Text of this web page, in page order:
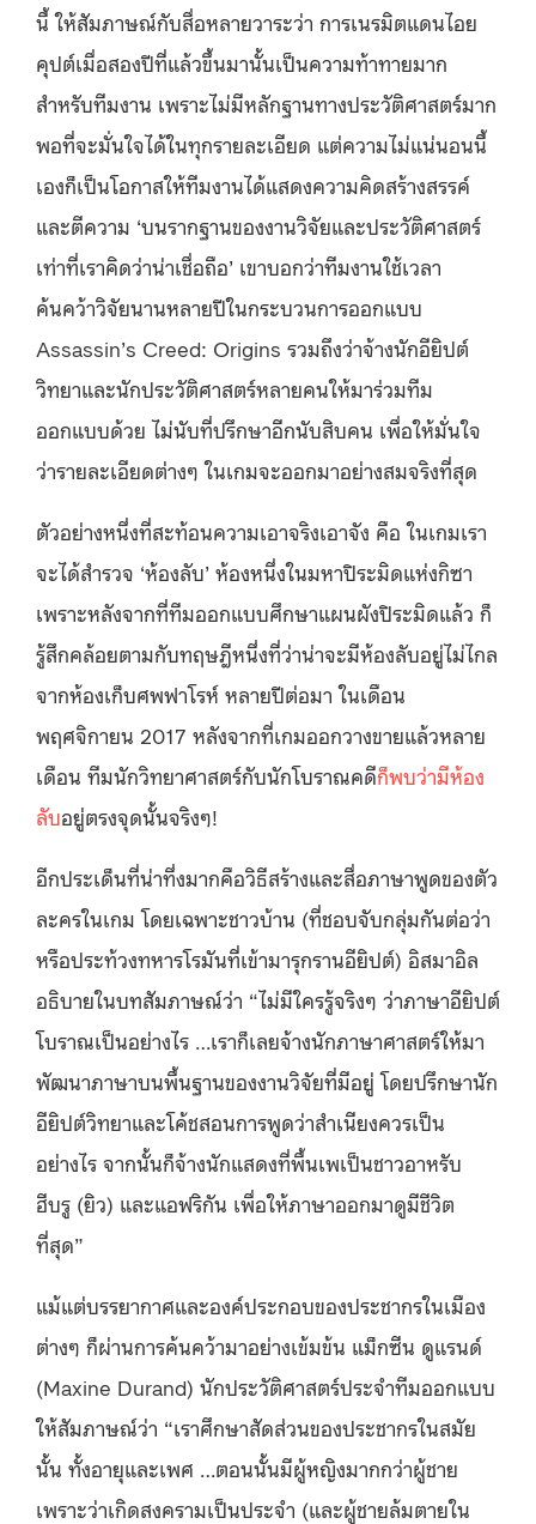
นี้ ให้สัมภาษณ์กับสื่อหลายวาระว่า การเนรมิตแดนไอย
คุปต์เมื่อสองปีที่แล้วขึ้นมานั้นเป็นความท้าทายมาก
สำหรับทีมงาน เพราะไม่มีหลักฐานทางประวัติศาสตร์มาก
พอที่จะมั่นใจได้ในทุกรายละเอียด แต่ความไม่แน่นอนนี้
เองก็เป็นโอกาสให้ทีมงานได้แสดงความคิดสร้างสรรค์
และตีความ ‘บนรากฐานของงานวิจัยและประวัติศาสตร์
เท่าที่เราคิดว่าน่าเชื่อถือ’ เขาบอกว่าทีมงานใช้เวลา
ค้นคว้าวิจัยนานหลายปีในกระบวนการออกแบบ
Assassin’s Creed: Origins รวมถึงว่าจ้างนักอียิปต์
วิทยาและนักประวัติศาสตร์หลายคนให้มาร่วมทีม
ออกแบบด้วย ไม่นับที่ปรึกษาอีกนับสิบคน เพื่อให้มั่นใจ
ว่ารายละเอียดต่างๆ ในเกมจะออกมาอย่างสมจริงที่สุด
ตัวอย่างหนึ่งที่สะท้อนความเอาจริงเอาจัง คือ ในเกมเรา
จะได้สำรวจ ‘ห้องลับ’ ห้องหนึ่งในมหาปิระมิดแห่งกิซา
เพราะหลังจากที่ทีมออกแบบศึกษาแผนผังปิระมิดแล้ว ก็
รู้สึกคล้อยตามกับทฤษฎีหนึ่งที่ว่าน่าจะมีห้องลับอยู่ไม่ไกล
จากห้องเก็บศพฟาโรห์ หลายปีต่อมา ในเดือน
พฤศจิกายน 2017 หลังจากที่เกมออกวางขายแล้วหลาย
เดือน ทีมนักวิทยาศาสตร์กับนักโบราณคดีก็พบว่ามีห้อง
ลับอยู่ตรงจุดนั้นจริงๆ!
อีกประเด็นที่น่าทึ่งมากคือวิธีสร้างและสื่อภาษาพูดของตัว
ละครในเกม โดยเฉพาะชาวบ้าน (ที่ชอบจับกลุ่มกันต่อว่า
หรือประท้วงทหารโรมันที่เข้ามารุกรานอียิปต์) อิสมาอิล
อธิบายในบทสัมภาษณ์ว่า “ไม่มีใครรู้จริงๆ ว่าภาษาอียิปต์
โบราณเป็นอย่างไร …เราก็เลยจ้างนักภาษาศาสตร์ให้มา
พัฒนาภาษาบนพื้นฐานของงานวิจัยที่มีอยู่ โดยปรึกษานัก
อียิปต์วิทยาและโค้ชสอนการพูดว่าสำเนียงควรเป็น
อย่างไร จากนั้นก็จ้างนักแสดงที่พื้นเพเป็นชาวอาหรับ
ฮีบรู (ยิว) และแอฟริกัน เพื่อให้ภาษาออกมาดูมีชีวิต
ที่สุด”
แม้แต่บรรยากาศและองค์ประกอบของประชากรในเมือง
ต่างๆ ก็ผ่านการค้นคว้ามาอย่างเข้มข้น แม็กซีน ดูแรนด์
(Maxine Durand) นักประวัติศาสตร์ประจำทีมออกแบบ
ให้สัมภาษณ์ว่า “เราศึกษาสัดส่วนของประชากรในสมัย
นั้น ทั้งอายุและเพศ …ตอนนั้นมีผู้หญิงมากกว่าผู้ชาย
เพราะว่าเกิดสงครามเป็นประจำ (และผู้ชายล้มตายใน